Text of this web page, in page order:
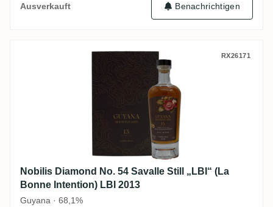
Ausverkauft Benachrichtigen
Nobilis Diamond No. 54 Savalle StillRX26171
Nobilis Diamond No. 54 Savalle Still „LBI“ (La
Bonne Intention) LBI 2013
Guyana · 68,1%